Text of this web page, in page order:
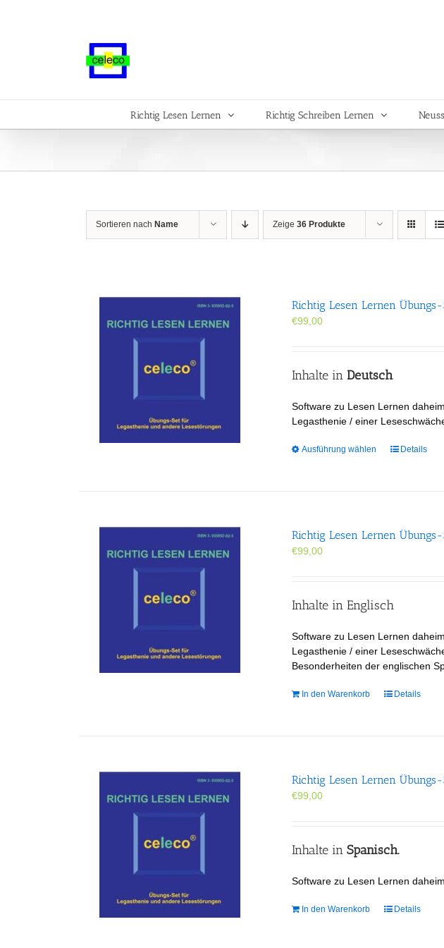
Richtig Lesen Lernen Richtig Schreiben Lernen
Sortieren nach Name Zeige 36 Produkte
Richtig Lesen Lernen
€99,00
Inhalte in Deutsch
Software zu Lesen Lernen
Legasthenie / einer
Ausführung wählen
Dieses
Die
Produktseite
werden
Details
Richtig Lesen Lernen
€99,00
Inhalte in Englisch
Software zu Lesen Lernen
Legasthenie / einer
Besonderheiten der englischen
In den Warenkorb Details
Richtig Lesen Lernen
€99,00
Inhalte inSpanisch.
Software zu Lesen Lernen
In den Warenkorb Details